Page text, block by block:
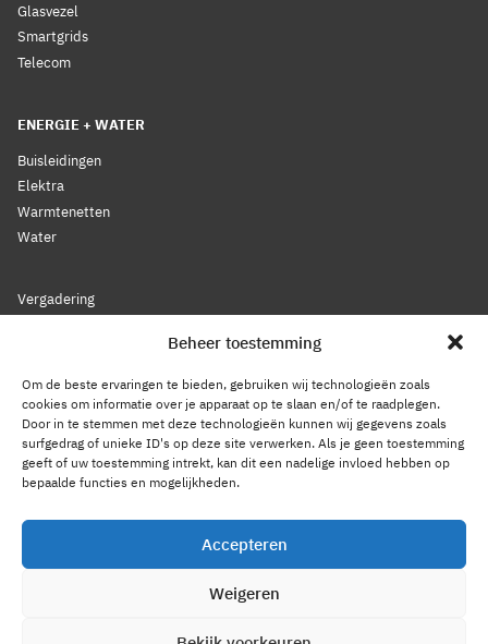
Beheer toestemming
Om de beste ervaringen te bieden, gebruiken wij technologieën zoals
cookies om informatie over je apparaat op te slaan en/of te raadplegen.
Door in te stemmen met deze technologieën kunnen wij gegevens zoals
surfgedrag of unieke ID's op deze site verwerken. Als je geen toestemming
geeft of uw toestemming intrekt, kan dit een nadelige invloed hebben op
bepaalde functies en mogelijkheden.
Accepteren
Weigeren
Glasvezel
Smartgrids
Telecom
ENERGIE + WATER
Buisleidingen
Elektra
Warmtenetten
Water
Vergadering
Bestuur
Leden
Voorwaarden
Reglement
Statuten
Privacy Statement